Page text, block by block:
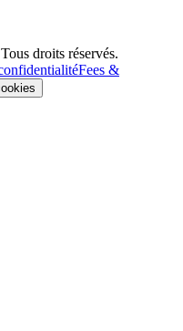
droits réservés.
Fees &